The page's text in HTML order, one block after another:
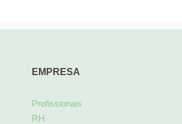
EMPRESA
Profissionais
RH